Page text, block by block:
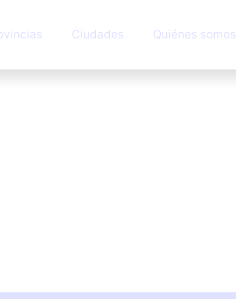
Ciudades Quiénes somos